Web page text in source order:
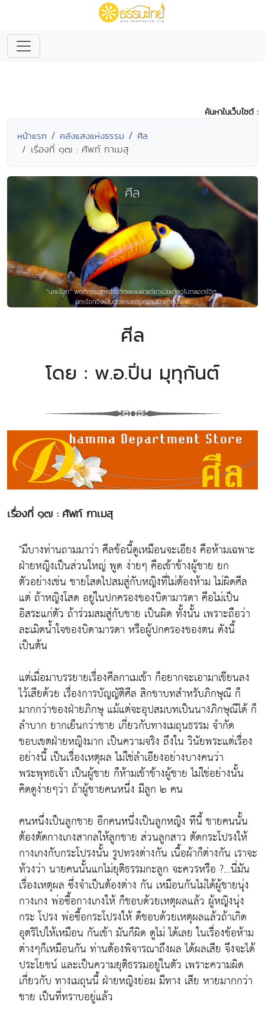
ค้นหาในเว็บไซต์ :
หน้าแรก คลังแสงแห่งธรรม ศีล
เรื่องที่ ๑๗ : ศัพท์ กาเมสุ
ศีล
โดย : พ.อ.ปิ่น มุทุกันต์
เรื่องที่ ๑๗ : ศัพท์ กาเมสุ
"มีบางท่านถามมาว่า ศีลข้อนี้ดูเหมือนจะเอียง คือห้ามเฉพาะ
ฝ่ายหญิงเป็นส่วนใหญ่ พูด ง่ายๆ คือเข้าข้างผู้ชาย ยก
ตัวอย่างเช่น ชายโสดไปสมสู่กับหญิงที่ไม่ต้องห้าม ไม่ผิดศีล
แต่ ถ้าหญิงโสด อยู่ในปกครองของบิดามารดา คือไม่เป็น
อิสระแก่ตัว ถ้าร่วมสมสู่กับชาย เป็นผิด ทั้งนั้น เพราะถือว่า
ละเมิดน้ำใจของบิดามารดา หรือผู้ปกครองของตน ดังนี้
เป็นต้น
แต่เมื่อมาบรรยายเรื่องศีลกาเมเข้า ก็อยากจะเอามาเขียนลง
ไว้เสียด้วย เรื่องการบัญญัติศีล สิกขาบทสำหรับภิกษุณี ก็
มากกว่าของฝ่ายภิกษุ แม้แต่จะอุปสมบทเป็นนางภิกษุณีได้ ก็
ลำบาก ยากเย็นกว่าชาย เกี่ยวกับทางเมถุนธรรม จำกัด
ขอบเขตฝ่ายหญิงมาก เป็นความจริง ถึงใน วินัยพระแต่เรื่อง
อย่างนี้ เป็นเรื่องเหตุผล ไม่ใช่ลำเอียงอย่างบางคนว่า
พระพุทธเจ้า เป็นผู้ชาย ก็ห้ามเข้าข้างผู้ชาย ไม่ใช่อย่างนั้น
คิดดูง่ายๆว่า ถ้าผู้ชายคนหนึ่ง มีลูก ๒ คน
คนหนึ่งเป็นลูกชาย อีกคนหนึ่งเป็นลูกหญิง ทีนี้ ชายคนนั้น
ต้องตัดกางเกงสากลให้ลูกชาย ส่วนลูกสาว ตัดกระโปรงให้
กางเกงกับกระโปรงนั้น รูปทรงต่างกัน เนื้อผ้าก็ต่างกัน เราจะ
ท้วงว่า นายคนนั้นแกไม่ยุติธรรมกะลูก จะควรหรือ ?...นี่มัน
เรื่องเหตุผล ซึ่งจำเป็นต้องต่าง กัน เหมือนกันไม่ได้ผู้ชายนุ่ง
กางเกง พ่อซื้อกางเกงให้ ก็ชอบด้วยเหตุผลแล้ว ผู้หญิงนุ่ง
กระ โปรง พ่อซื้อกระโปรงให้ ด็ชอบด้วยเหตุผลแล้วถ้าเกิด
อุตริไปให้เหมือน กันเข้า มันก็ผิด ดูไม่ ได้เลย ในเรื่องข้อห้าม
ต่างๆก็เหมือนกัน ท่านต้องพิจารณาถึงผล ได้ผลเสีย จึงจะได้
ประโยชน์ และเป็นความยุติธรรมอยู่ในตัว เพราะความผิด
เกี่ยวกับ ทางเมถุนนี้ ฝ่ายหญิงย่อม มีทาง เสีย หายมากกว่า
ชาย เป็นที่ทราบอยู่แล้ว